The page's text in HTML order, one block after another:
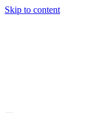
Skip to content